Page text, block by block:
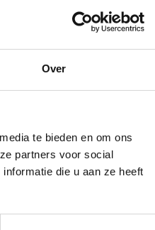
Over
te bieden en om ons
partners voor social
die u aan ze heeft